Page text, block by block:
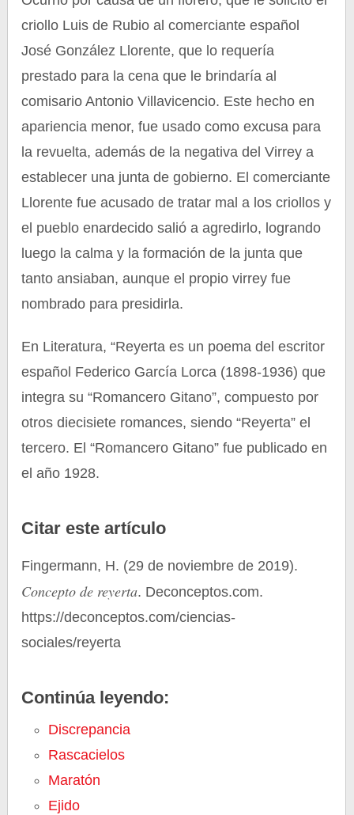
criollo Luis de Rubio al comerciante español
José González Llorente, que lo requería
prestado para la cena que le brindaría al
comisario Antonio Villavicencio. Este hecho en
apariencia menor, fue usado como excusa para
la revuelta, además de la negativa del Virrey a
establecer una junta de gobierno. El comerciante
Llorente fue acusado de tratar mal a los criollos y
el pueblo enardecido salió a agredirlo, logrando
luego la calma y la formación de la junta que
tanto ansiaban, aunque el propio virrey fue
nombrado para presidirla.
En Literatura, “Reyerta es un poema del escritor
español Federico García Lorca (1898-1936) que
integra su “Romancero Gitano”, compuesto por
otros diecisiete romances, siendo “Reyerta” el
tercero. El “Romancero Gitano” fue publicado en
el año 1928.
Citar este artículo
Fingermann, H. (29 de noviembre de 2019).
Concepto de reyerta. Deconceptos.com.
https://deconceptos.com/ciencias-
sociales/reyerta
Continúa leyendo:
Discrepancia
Rascacielos
Maratón
Ejido